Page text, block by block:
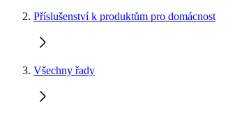
Příslušenství k produktům pro domácnost
Všechny řady